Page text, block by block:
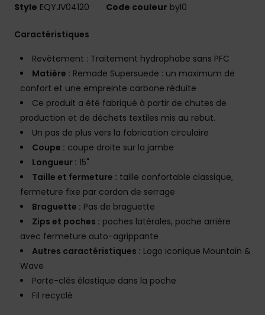
Style EQYJV04120 Code couleur byl0
Caractéristiques
Revêtement : Traitement hydrophobe sans PFC
Matière : Remade Supersuede : un maximum de
confort et une empreinte carbone réduite
Ce produit a été fabriqué à partir de chutes de
production et de déchets textiles mis au rebut.
Un pas de plus vers la fabrication circulaire
Coupe : coupe droite sur la jambe
Longueur : 15"
Taille et fermeture : taille confortable classique,
fermeture fixe par cordon de serrage
Braguette : Pas de braguette
Zips et poches : poches latérales, poche arrière
avec fermeture auto-agrippante
Autres caractéristiques : Logo iconique Mountain &
Wave
Porte-clés élastique dans la poche
Fil recyclé